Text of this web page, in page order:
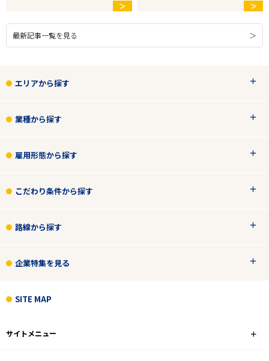
＞ ＞
最新記事一覧を見る
エリアから探す
業種から探す
雇用形態から探す
こだわり条件から探す
路線から探す
企業特集を見る
SITE MAP
サイトメニュー